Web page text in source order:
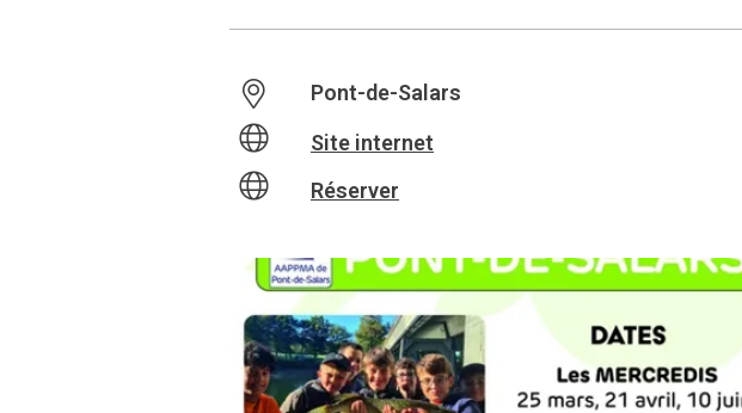
Pont-de-Salars
Site internet
Réserver